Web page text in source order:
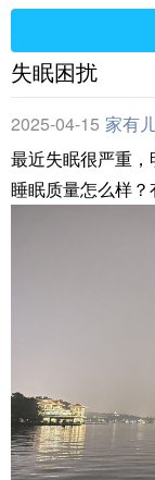
失眠困扰
2025-04-15 家有
最近失眠很严重
睡眠质量怎么样